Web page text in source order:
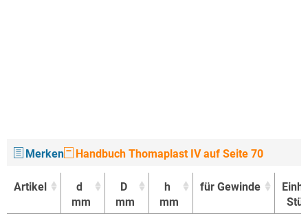
Merken Handbuch Thomaplast IV auf Seite 70
Artikel
d
mm
D
mm
h
mm
für Gewinde